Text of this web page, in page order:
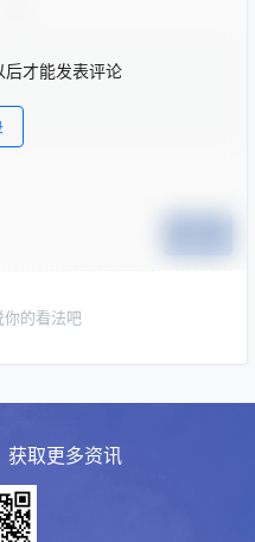
后才能发表评论
你的看法吧
获取更多资讯